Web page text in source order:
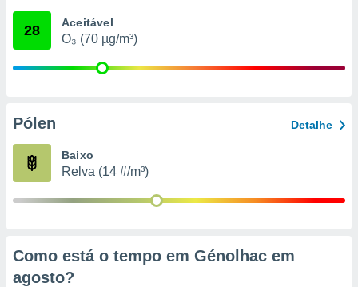
através
estudos
1199
28 Aceitável
O₃ (70 µg/m³)
Pólen Detalhe
Baixo
Relva (14 #/m³)
Como está o tempo em Génolhac em
agosto?